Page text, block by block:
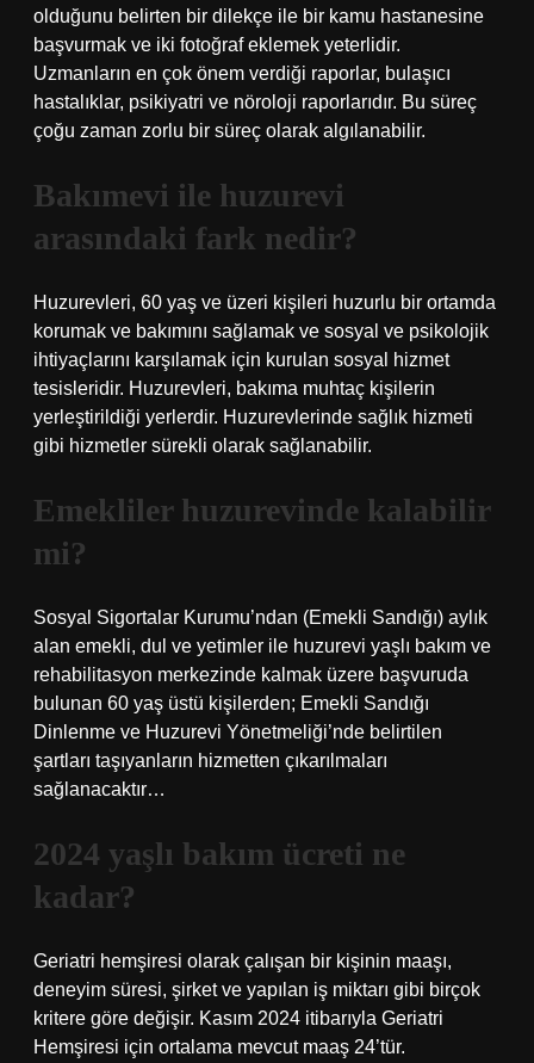
olduğunu belirten bir dilekçe ile bir kamu hastanesine
başvurmak ve iki fotoğraf eklemek yeterlidir.
Uzmanların en çok önem verdiği raporlar, bulaşıcı
hastalıklar, psikiyatri ve nöroloji raporlarıdır. Bu süreç
çoğu zaman zorlu bir süreç olarak algılanabilir.
Bakımevi ile huzurevi
arasındaki fark nedir?
Huzurevleri, 60 yaş ve üzeri kişileri huzurlu bir ortamda
korumak ve bakımını sağlamak ve sosyal ve psikolojik
ihtiyaçlarını karşılamak için kurulan sosyal hizmet
tesisleridir. Huzurevleri, bakıma muhtaç kişilerin
yerleştirildiği yerlerdir. Huzurevlerinde sağlık hizmeti
gibi hizmetler sürekli olarak sağlanabilir.
Emekliler huzurevinde kalabilir
mi?
Sosyal Sigortalar Kurumu’ndan (Emekli Sandığı) aylık
alan emekli, dul ve yetimler ile huzurevi yaşlı bakım ve
rehabilitasyon merkezinde kalmak üzere başvuruda
bulunan 60 yaş üstü kişilerden; Emekli Sandığı
Dinlenme ve Huzurevi Yönetmeliği’nde belirtilen
şartları taşıyanların hizmetten çıkarılmaları
sağlanacaktır…
2024 yaşlı bakım ücreti ne
kadar?
Geriatri hemşiresi olarak çalışan bir kişinin maaşı,
deneyim süresi, şirket ve yapılan iş miktarı gibi birçok
kritere göre değişir. Kasım 2024 itibarıyla Geriatri
Hemşiresi için ortalama mevcut maaş 24’tür.